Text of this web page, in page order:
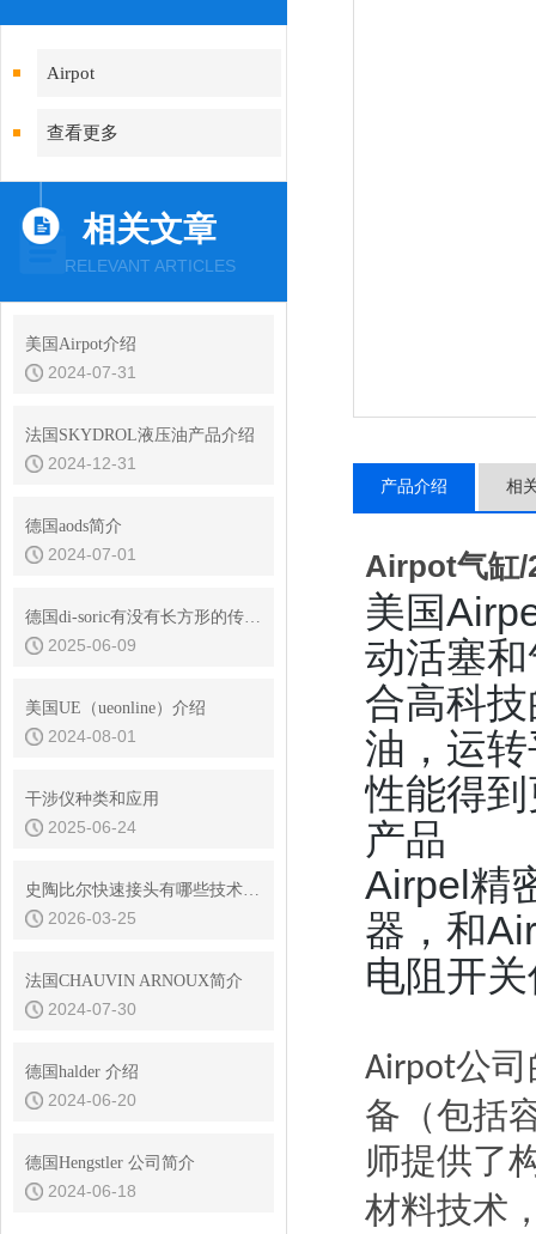
Airpot
查看更多
相关文章
RELEVANT ARTICLES
美国Airpot介绍
2024-07-31
法国SKYDROL液压油产品介绍
2024-12-31
德国aods简介
2024-07-01
德国di-soric有没有长方形的传感器？
2025-06-09
美国UE（ueonline）介绍
2024-08-01
干涉仪种类和应用
2025-06-24
史陶比尔快速接头有哪些技术优势？
2026-03-25
法国CHAUVIN ARNOUX简介
2024-07-30
德国halder 介绍
2024-06-20
德国Hengstler 公司简介
2024-06-18
产品介绍 相
Airpot气缸/
美国
动活塞
合高科
油，运
性能得
产品
Airpel精
器，和
电阻开
Airpot公
备（包括
师提供了
材料技术